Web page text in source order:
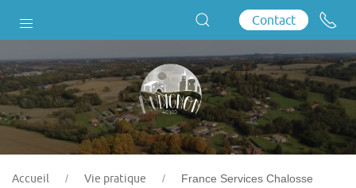
Contact
Accueil Vie pratique
France Services Chalosse